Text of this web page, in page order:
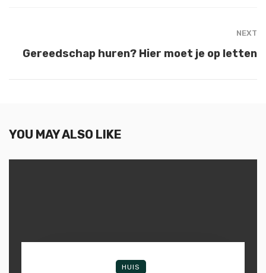
NEXT
Gereedschap huren? Hier moet je op letten
YOU MAY ALSO LIKE
HUIS